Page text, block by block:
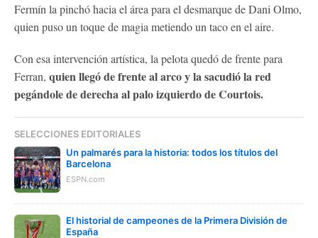
Fermín la pinchó hacia el área para el desmarque de Dani Olmo,
quien puso un toque de magia metiendo un taco en el aire.
Con esa intervención artística, la pelota quedó de frente para
Ferran, quien llegó de frente al arco y la sacudió la red
pegándole de derecha al palo izquierdo de Courtois.
SELECCIONES EDITORIALES
Un palmarés para la historia: todos los títulos del
Barcelona
ESPN.com
El historial de campeones de la Primera División de
España